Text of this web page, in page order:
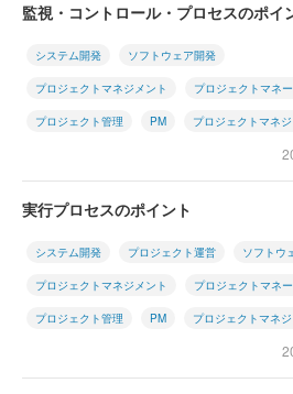
監視・コントロール・プロセスのポイ
システム開発 ソフトウェア開発
プロジェクトマネジメント プロジェクトマネ
プロジェクト管理 PM プロジェクトマネ
実行プロセスのポイント
システム開発 プロジェクト運営 ソフトウ
プロジェクトマネジメント プロジェクトマネ
プロジェクト管理 PM プロジェクトマネ